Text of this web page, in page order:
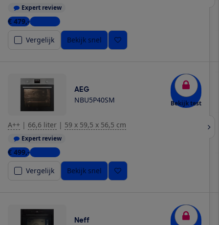
Expert review
€ 479,-2 winkels
Vergelijk
Bekijk snel
AEG
NBU5P40SM Bekijk test
A++ | 66,6 liter | 59 x 59,5 x 56,5 cm
Expert review
€ 499,-4 winkels
Vergelijk
Bekijk snel
Neff